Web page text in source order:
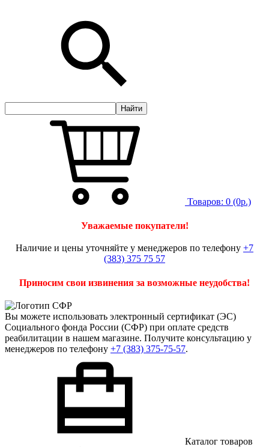
Товаров: 0 (0р.)
Уважаемые покупатели!
Наличие и цены уточняйте у менеджеров по телефону +7
(383) 375 75 57
Приносим свои извинения за возможные неудобства!
Вы можете использовать электронный сертификат (ЭС)
Социального фонда России (СФР) при оплате средств
реабилитации в нашем магазине. Получите консультацию у
менеджеров по телефону +7 (383) 375-75-57.
Каталог товаров